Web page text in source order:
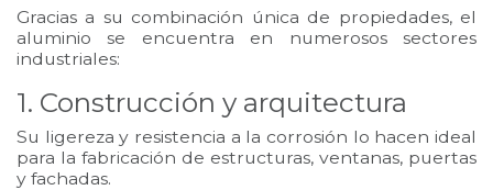
Gracias a su combinación única de propiedades, el
aluminio se encuentra en numerosos sectores
industriales:
1. Construcción y arquitectura
Su ligereza y resistencia a la corrosión lo hacen ideal
para la fabricación de estructuras, ventanas, puertas
y fachadas.